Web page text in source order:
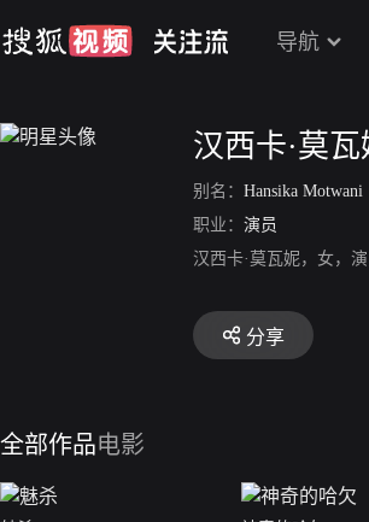
导航
汉西卡·莫瓦
别名： Hansika Motwani
职业： 演员
汉西卡·莫瓦妮，女，
分享
全部作品电影